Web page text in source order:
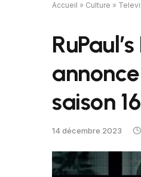
Accueil » Culture »
saison 16
14 décembre 2023